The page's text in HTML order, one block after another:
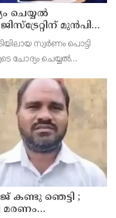
ചെയ്യല്‍
മുൻപില്‍
സ്വർണം പൊട്ടി
ചോദ്യം ചെയ്യല്‍
കണ്ടു ഞെട്ടി ;
മരണം